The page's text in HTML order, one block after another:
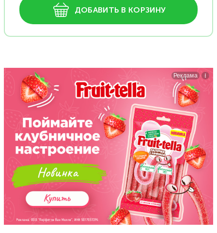
ДОБАВИТЬ В КОРЗИНУ